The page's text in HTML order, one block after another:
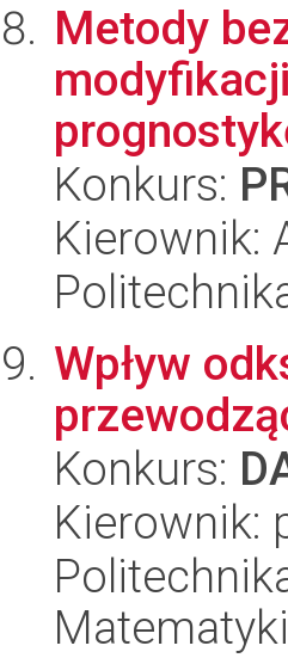
Metody
Konkurs:
Kierownik:
Wpływ
Konkurs:
Kierownik: